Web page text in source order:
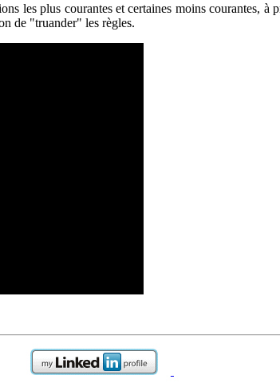
les plus courantes et certaines moins
de "truander" les règles.